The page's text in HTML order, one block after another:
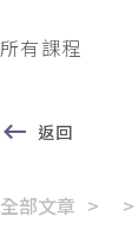
所有課程
返回
全部文章